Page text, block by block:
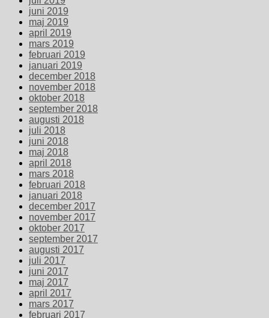
juni 2019
maj 2019
april 2019
mars 2019
februari 2019
januari 2019
december 2018
november 2018
oktober 2018
september 2018
augusti 2018
juli 2018
juni 2018
maj 2018
april 2018
mars 2018
februari 2018
januari 2018
december 2017
november 2017
oktober 2017
september 2017
augusti 2017
juli 2017
juni 2017
maj 2017
april 2017
mars 2017
februari 2017